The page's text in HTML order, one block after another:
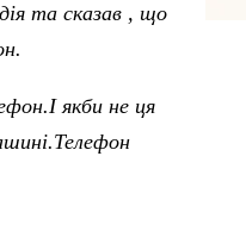
та сказав , що
якби не ця